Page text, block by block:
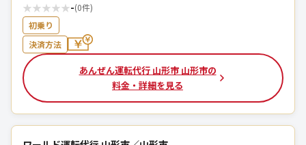
★★★★★-(0件)
初乗り
決済方法
あんぜん運転代行 山形市 山形市の
料金・詳細を見る